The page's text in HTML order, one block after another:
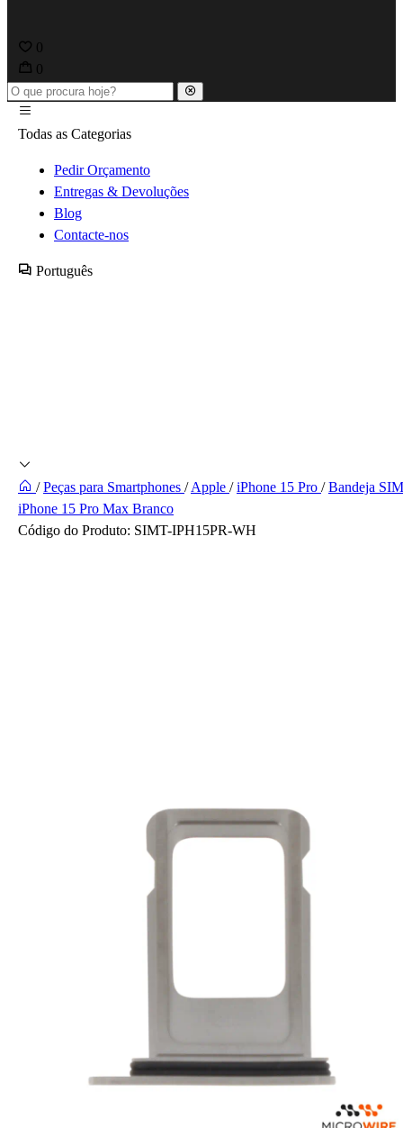
0
0
Todas as Categorias
Pedir Orçamento
Entregas & Devoluções
Blog
Contacte-nos
Português
/ Peças para Smartphones /Apple / iPhone 15 Pro / Bandeja SIM
iPhone 15 Pro Max Branco
Código do Produto: SIMT-IPH15PR-WH